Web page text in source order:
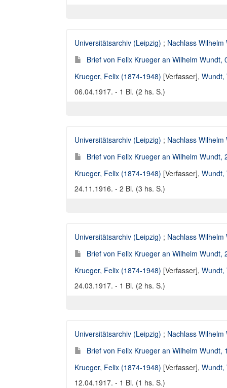
Universitätsarchiv (Leipzig) ; Nachlass Wilhelm
Brief von Felix Krueger an Wilhelm Wundt,
Krueger, Felix (1874-1948) [Verfasser], Wundt,
06.04.1917. - 1 Bl. (2 hs. S.)
Universitätsarchiv (Leipzig) ; Nachlass Wilhelm
Brief von Felix Krueger an Wilhelm Wundt,
Krueger, Felix (1874-1948) [Verfasser], Wundt,
24.11.1916. - 2 Bl. (3 hs. S.)
Universitätsarchiv (Leipzig) ; Nachlass Wilhelm
Brief von Felix Krueger an Wilhelm Wundt,
Krueger, Felix (1874-1948) [Verfasser], Wundt,
24.03.1917. - 1 Bl. (2 hs. S.)
Universitätsarchiv (Leipzig) ; Nachlass Wilhelm
Brief von Felix Krueger an Wilhelm Wundt,
Krueger, Felix (1874-1948) [Verfasser], Wundt,
12.04.1917. - 1 Bl. (1 hs. S.)